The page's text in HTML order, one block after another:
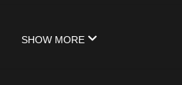
SHOW MORE